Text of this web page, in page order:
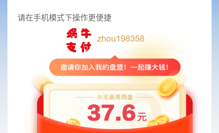
请在手机模式下操作更便捷